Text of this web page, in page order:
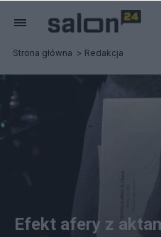
Strona główna Redakcja
Efekt afery z